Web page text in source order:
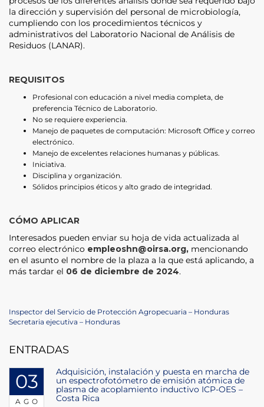
la dirección y supervisión del personal de microbiología,
cumpliendo con los procedimientos técnicos y
administrativos del Laboratorio Nacional de Análisis de
Residuos (LANAR).
REQUISITOS
Profesional con educación a nivel media completa, de
preferencia Técnico de Laboratorio.
No se requiere experiencia.
Manejo de paquetes de computación: Microsoft Office y correo
electrónico.
Manejo de excelentes relaciones humanas y públicas.
Iniciativa.
Disciplina y organización.
Sólidos principios éticos y alto grado de integridad.
CÓMO APLICAR
Interesados pueden enviar su hoja de vida actualizada al
correo electrónico empleoshn@oirsa.org, mencionando
en el asunto el nombre de la plaza a la que está aplicando, a
más tardar el 06 de diciembre de 2024.
Navegación
entradas
Previous
Post
Inspector del Servicio de Protección Agropecuaria – Honduras
Next
Secretaria ejecutiva – Honduras
ENTRADAS
03
AGO
Adquisición, instalación y puesta en marcha de
un espectrofotómetro de emisión atómica de
plasma de acoplamiento inductivo ICP-OES –
Costa Rica